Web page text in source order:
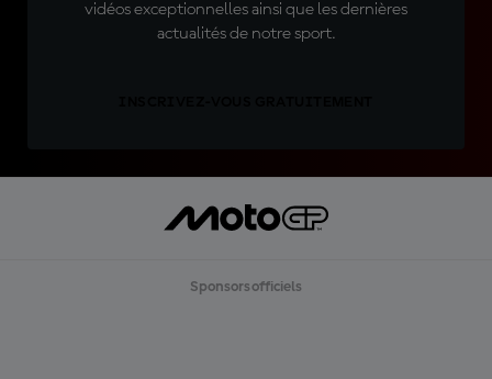
vidéos exceptionnelles ainsi que les dernières
actualités de notre sport.
Sponsors officiels